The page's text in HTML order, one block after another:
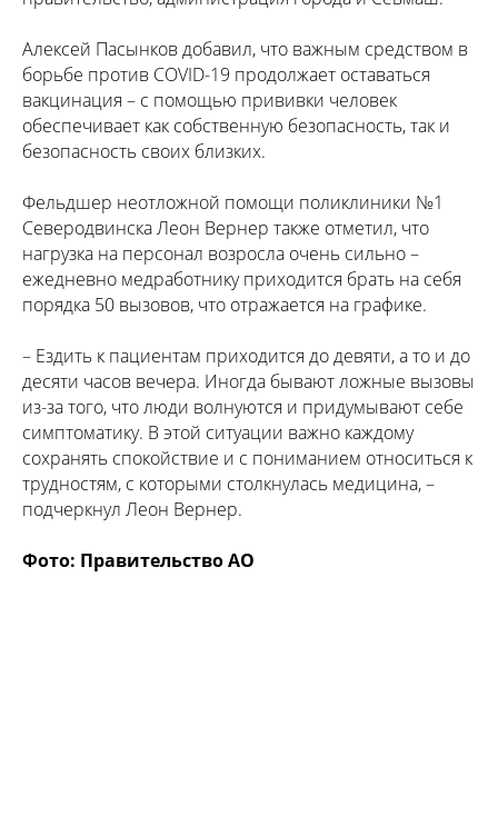
Алексей Пасынков добавил, что важным средством в
борьбе против COVID-19 продолжает оставаться
вакцинация – с помощью прививки человек
обеспечивает как собственную безопасность, так и
безопасность своих близких.
Фельдшер неотложной помощи поликлиники №1
Северодвинска Леон Вернер также отметил, что
нагрузка на персонал возросла очень сильно –
ежедневно медработнику приходится брать на себя
порядка 50 вызовов, что отражается на графике.
– Ездить к пациентам приходится до девяти, а то и до
десяти часов вечера. Иногда бывают ложные вызовы
из-за того, что люди волнуются и придумывают себе
симптоматику. В этой ситуации важно каждому
сохранять спокойствие и с пониманием относиться к
трудностям, с которыми столкнулась медицина, –
подчеркнул Леон Вернер.
Фото: Правительство АО